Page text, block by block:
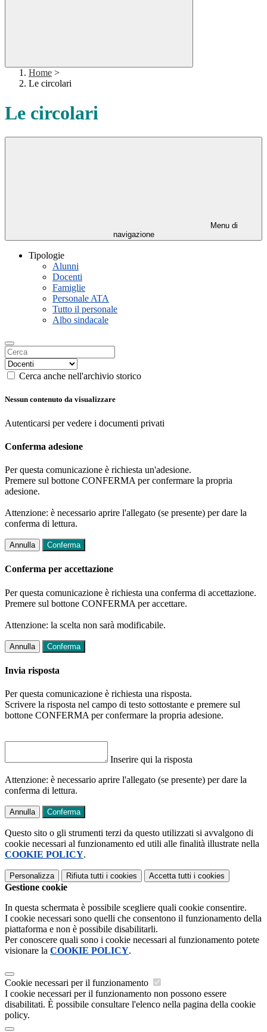
Home >
Le circolari
Le circolari
Menu di
navigazione
Tipologie
Alunni
Docenti
Famiglie
Personale ATA
Tutto il personale
Albo sindacale
Cerca anche nell'archivio storico
Nessun contenuto da visualizzare
Autenticarsi per vedere i documenti privati
Conferma adesione
Per questa comunicazione è richiesta un'adesione.
Premere sul bottone CONFERMA per confermare la propria
adesione.
Attenzione: è necessario aprire l'allegato (se presente) per dare la
conferma di lettura.
Annulla Conferma
Conferma per accettazione
Per questa comunicazione è richiesta una conferma di accettazione.
Premere sul bottone CONFERMA per accettare.
Attenzione: la scelta non sarà modificabile.
Annulla Conferma
Invia risposta
Per questa comunicazione è richiesta una risposta.
Scrivere la risposta nel campo di testo sottostante e premere sul
bottone CONFERMA per confermare la propria adesione.
Inserire qui la risposta
Attenzione: è necessario aprire l'allegato (se presente) per dare la
conferma di lettura.
Annulla Conferma
Questo sito o gli strumenti terzi da questo utilizzati si avvalgono di
cookie necessari al funzionamento ed utili alle finalità illustrate nella
COOKIE POLICY.
Personalizza Rifiuta tutti i cookies Accetta tutti i cookies
Gestione cookie
In questa schermata è possibile scegliere quali cookie consentire.
I cookie necessari sono quelli che consentono il funzionamento della
piattaforma e non è possibile disabilitarli.
Per conoscere quali sono i cookie necessari al funzionamento potete
visionare la COOKIE POLICY.
Cookie necessari per il funzionamento
I cookie necessari per il funzionamento non possono essere
disabilitati. È possibile consultare l'elenco nella pagina della cookie
policy.